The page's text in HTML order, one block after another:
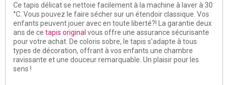
Ce tapis délicat se nettoie facilement à la machine à laver à 30
°C. Vous pouvez le faire sécher sur un étendoir classique. Vos
enfants peuvent jouer avec en toute liberté?! La garantie deux
ans de ce tapis original vous offre une assurance sécurisante
pour votre achat. De coloris sobre, le tapis s'adapte à tous
types de décoration, offrant à vos enfants une chambre
ravissante et une douceur remarquable. Un plaisir pour les
sens !